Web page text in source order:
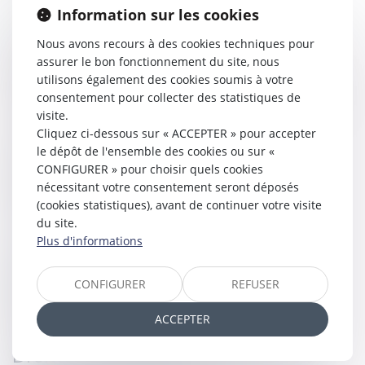
Conseils et assistance
Droit des assurances
Assistance et conseil dans le cadre de
procédure « dommages-ouvrage » (vérification
des délais, assistance aux mesures d’expertise,
assistance à la négociation, suivi du
contentieux)
Gestion des contentieux de l’assurance de
dommages et de responsabilité
Assistance et conseil dans le cadre de
négociations transactionnelles
Droit de la responsabilité civile
Droit des contrats
Droits des accidents de la circulation
Réparation du dommage corporel
Droit de la famille, des personnes
Information sur les cookies
Nous avons recours à des cookies techniques pour
assurer le bon fonctionnement du site, nous
utilisons également des cookies soumis à votre
consentement pour collecter des statistiques de
visite.
Cliquez ci-dessous sur « ACCEPTER » pour accepter
le dépôt de l'ensemble des cookies ou sur «
CONFIGURER » pour choisir quels cookies
nécessitant votre consentement seront déposés
(cookies statistiques), avant de continuer votre visite
du site.
Plus d'informations
CONFIGURER REFUSER
ACCEPTER